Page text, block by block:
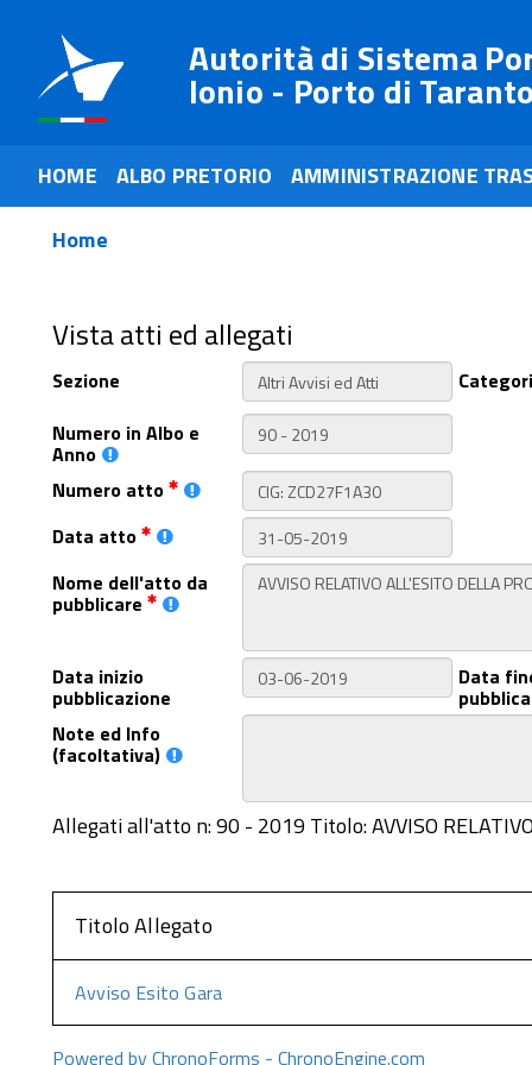
Autorità di Sistema
Ionio - Porto di
HOME ALBO PRETORIO
AMMINISTRAZIONE
Home
Vista atti ed allegati
Sezione
Numero in Albo e
Anno
Numero atto
Data atto
Nome dell'atto da
pubblicare
Data inizio
pubblicazione
Data
Note ed Info
(facoltativa)
Allegati all'atto n: 90 - 2019 Titolo: AVVISO
Titolo Allegato
Avviso Esito Gara
Powered by ChronoForms - ChronoEngine.com